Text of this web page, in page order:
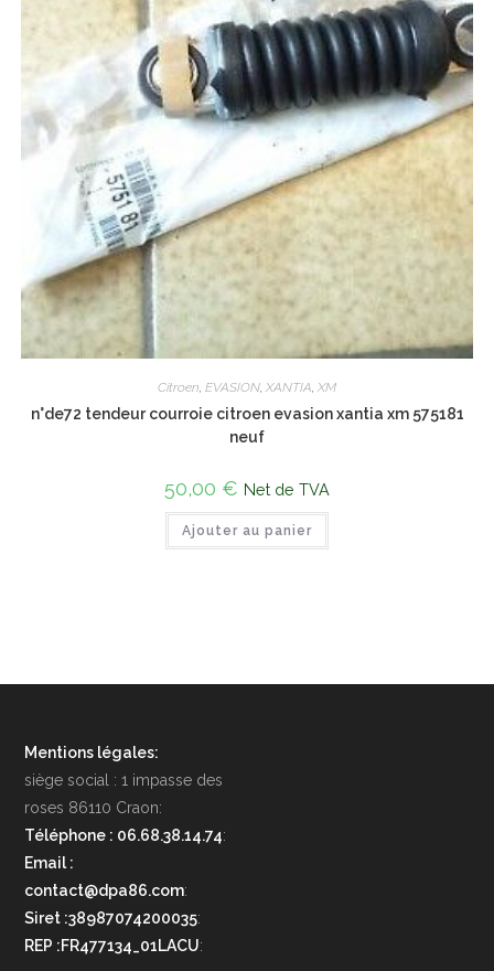
Citroen, EVASION, XANTIA, XM
n°de72 tendeur courroie citroen evasion xantia xm 575181
neuf
50,00 € Net de TVA
Ajouter au panier
Mentions légales:
siège social : 1 impasse des
roses 86110 Craon:
Téléphone : 06.68.38.14.74:
Email :
contact@dpa86.com:
Siret :38987074200035:
REP :FR477134_01LACU: